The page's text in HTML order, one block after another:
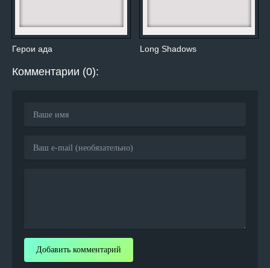
Герои ада Long Shadows
Комментарии (0):
Добавить комментарий